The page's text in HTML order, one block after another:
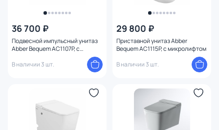
36 700 ₽
Подвесной импульсный унитаз
Abber Bequem AC1107P, с
В наличии 3 шт.
29 800 ₽
Приставной унитаз Abber
Bequem AC1115P, с микролифтом
В наличии 3 шт.